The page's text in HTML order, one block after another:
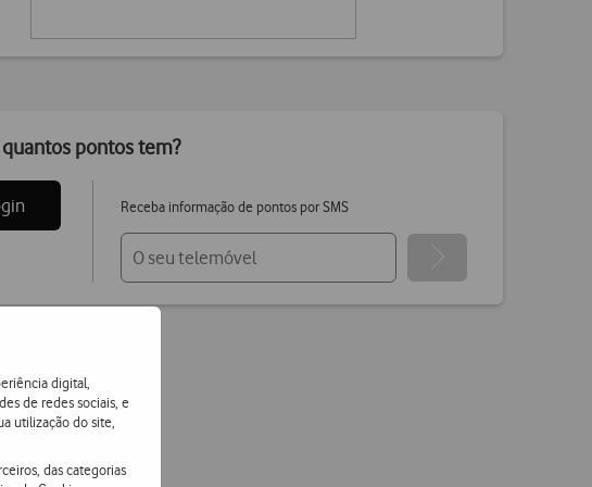
digital,
de redes sociais, e
utilização do site,
das categorias
pontos tem?
Receba informação de pontos por SMS